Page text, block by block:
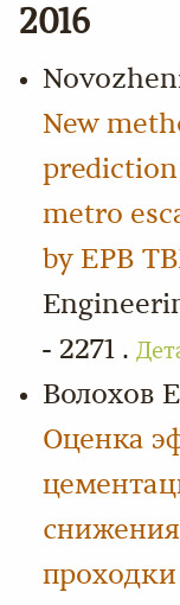
2016
New
prediction
metro
by EPB
- 2271 .
Волохов
Оценка
проходки